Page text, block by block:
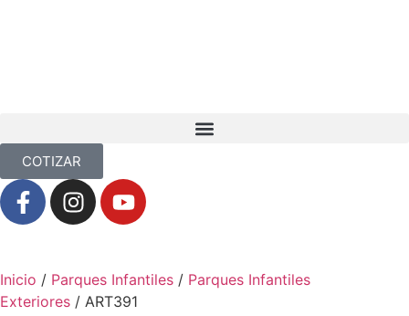
COTIZAR
Inicio / Parques Infantiles / Parques Infantiles
Exteriores / ART391